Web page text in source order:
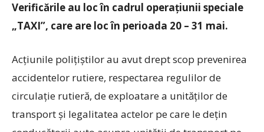
Verificările au loc în cadrul operaţiunii speciale
„TAXI”, care are loc în perioada 20 – 31 mai.
Acțiunile polițiștilor au avut drept scop prevenirea
accidentelor rutiere, respectarea regulilor de
circulație rutieră, de exploatare a unităților de
transport și legalitatea actelor pe care le dețin